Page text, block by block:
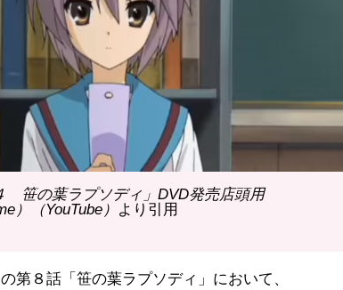
笹の葉ラプソディ」DVD発売店頭用
）（YouTube） より引用
第８話「笹の葉ラプソディ」において、